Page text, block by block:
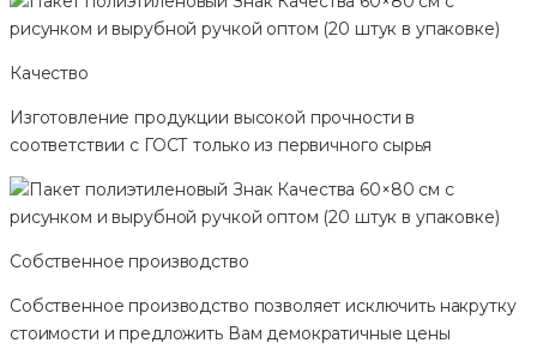
Качество
Изготовление продукции высокой прочности в
соответствии с ГОСТ только из первичного сырья
Собственное производство
Собственное производство позволяет исключить накрутку
стоимости и предложить Вам демократичные цены